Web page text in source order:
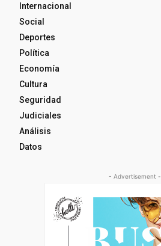
Internacional
Social
Deportes
Política
Economía
Cultura
Seguridad
Judiciales
Análisis
Datos
- Advertisement -